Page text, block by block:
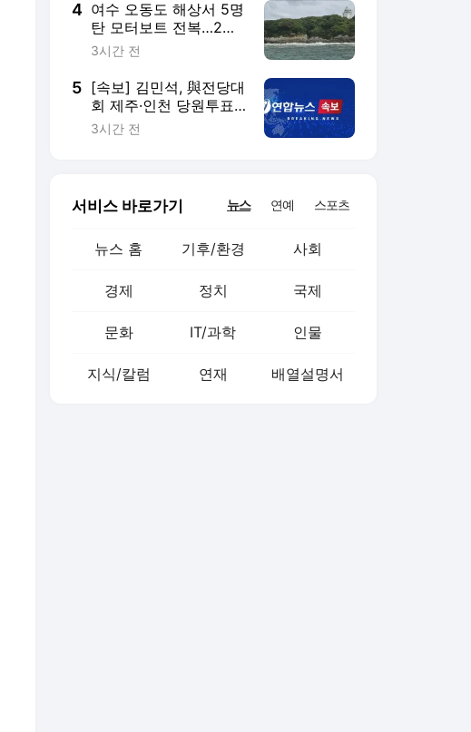
4 여수 오동도 해상서 5명
탄 모터보트 전복…2명
사망(종합3보)
3시간 전
5 [속보] 김민석, 與전당대
회 제주·인천 당원투표
서 승리
3시간 전
서비스 바로가기 뉴스 연예 스포츠
뉴스 홈 기후/환경 사회
경제 정치 국제
문화 IT/과학 인물
지식/칼럼 연재 배열설명서